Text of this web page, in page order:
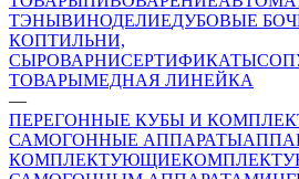
ТЭНЫВИНОДЕЛИЕДУБОВЫЕ
КОПТИЛЬНИ,
СЫРОВАРНИСЕРТИФИКАТЫ
ТОВАРЫМЕДНАЯ ЛИНЕЙКА
—
ПЕРЕГОННЫЕ КУБЫ И
САМОГОННЫЕ АППАРАТЫ
КОМПЛЕКТУЮЩИЕ